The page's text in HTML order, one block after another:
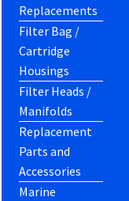
Replacements
Filter Bag /
Cartridge
Housings
Filter Heads /
Manifolds
Replacement
Parts and
Accessories
Marine